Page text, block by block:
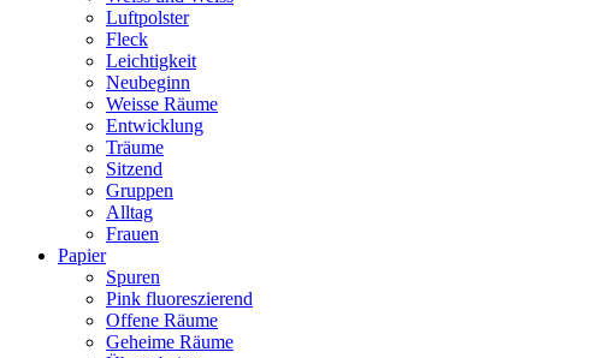
Luftpolster
Fleck
Leichtigkeit
Neubeginn
Weisse Räume
Entwicklung
Träume
Sitzend
Gruppen
Alltag
Frauen
Papier
Spuren
Pink fluoreszierend
Offene Räume
Geheime Räume